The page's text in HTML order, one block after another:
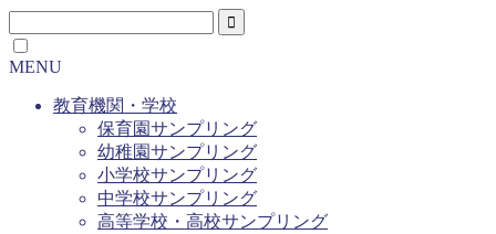
MENU
教育機関・学校
保育園サンプリング
幼稚園サンプリング
小学校サンプリング
中学校サンプリング
高等学校・高校サンプリング